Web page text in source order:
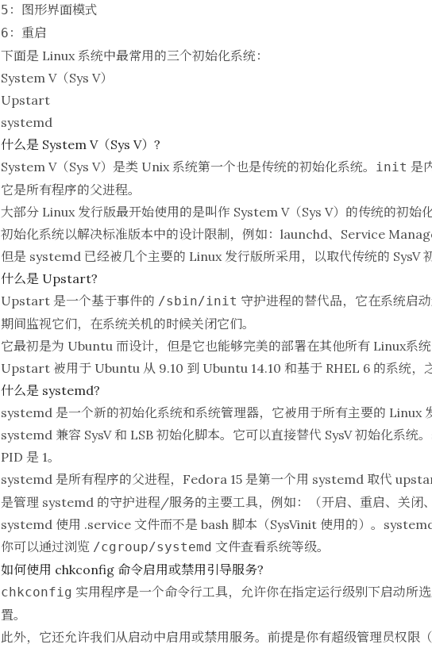
5 ：图形界面模式
6 ：重启
下面是 Linux 系统中最常用的三个初始化系统：
System V（Sys V）
Upstart
systemd
什么是 System V（Sys V）?
System V（Sys V）是类 Unix 系统第一个也是传统的初始化系统。 init 是
它是所有程序的父进程。
大部分 Linux 发行版最开始使用的是叫作 System V（Sys V）的传统的初始
初始化系统以解决标准版本中的设计限制，例如：launchd、Service
但是 systemd 已经被几个主要的 Linux 发行版所采用，以取代传统的 SysV
什么是 Upstart?
Upstart 是一个基于事件的 /sbin/init 守护进程的替代品，它在系统启
期间监视它们，在系统关机的时候关闭它们。
它最初是为 Ubuntu 而设计，但是它也能够完美的部署在其他所有 Linux系
Upstart 被用于 Ubuntu 从 9.10 到 Ubuntu 14.10 和基于 RHEL 6 的系统，
什么是 systemd?
systemd 是一个新的初始化系统和系统管理器，它被用于所有主要的 Linux
systemd 兼容 SysV 和 LSB 初始化脚本。它可以直接替代 SysV 初始化系统
PID 是 1。
systemd 是所有程序的父进程，Fedora 15 是第一个用 systemd 取代
是管理 systemd 的守护进程/服务的主要工具，例如：（开启、重启、关闭
systemd 使用 .service 文件而不是 bash 脚本（SysVinit 使用的）。
你可以通过浏览 /cgroup/systemd 文件查看系统等级。
如何使用 chkconfig 命令启用或禁用引导服务?
chkconfig 实用程序是一个命令行工具，允许你在指定运行级别下启动所
置。
此外，它还允许我们从启动中启用或禁用服务。前提是你有超级管理员权限